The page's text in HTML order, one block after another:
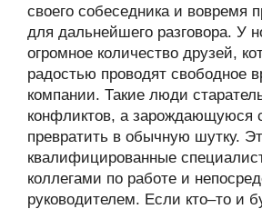
своего собеседника и вовремя
для дальнейшего разговора. У
огромное количество друзей,
радостью проводят свободное
компании. Такие люди
конфликтов, а зарождающуюся
превратить в обычную шутку.
квалифицированные
коллегами по работе и
руководителем. Если кто–то и